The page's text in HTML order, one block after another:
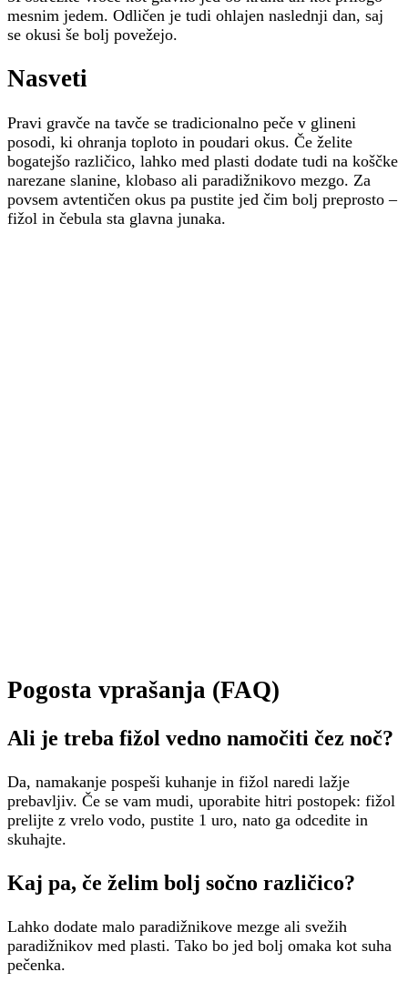
mesnim jedem. Odličen je tudi ohlajen naslednji dan, saj
se okusi še bolj povežejo.
Nasveti
Pravi gravče na tavče se tradicionalno peče v glineni
posodi, ki ohranja toploto in poudari okus. Če želite
bogatejšo različico, lahko med plasti dodate tudi na koščke
narezane slanine, klobaso ali paradižnikovo mezgo. Za
povsem avtentičen okus pa pustite jed čim bolj preprosto –
fižol in čebula sta glavna junaka.
Pogosta vprašanja (FAQ)
Ali je treba fižol vedno namočiti čez noč?
Da, namakanje pospeši kuhanje in fižol naredi lažje
prebavljiv. Če se vam mudi, uporabite hitri postopek: fižol
prelijte z vrelo vodo, pustite 1 uro, nato ga odcedite in
skuhajte.
Kaj pa, če želim bolj sočno različico?
Lahko dodate malo paradižnikove mezge ali svežih
paradižnikov med plasti. Tako bo jed bolj omaka kot suha
pečenka.